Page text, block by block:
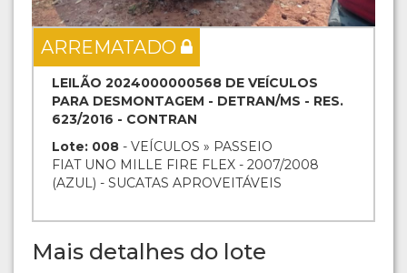
ARREMATADO
LEILÃO 2024000000568 DE VEÍCULOS
PARA DESMONTAGEM - DETRAN/MS - RES.
623/2016 - CONTRAN
Lote: 008 - VEÍCULOS » PASSEIO
FIAT UNO MILLE FIRE FLEX - 2007/2008
(AZUL) - SUCATAS APROVEITÁVEIS
Mais detalhes do lote